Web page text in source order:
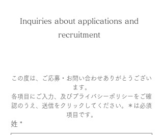
Inquiries about applications and
recruitment
この度は、ご応募・お問い合わせありがとうござい
ます。
各項目にご入力、及びプライバシーポリシーをご確
認のうえ、送信をクリックしてください。＊は必須
項目です。
姓 *